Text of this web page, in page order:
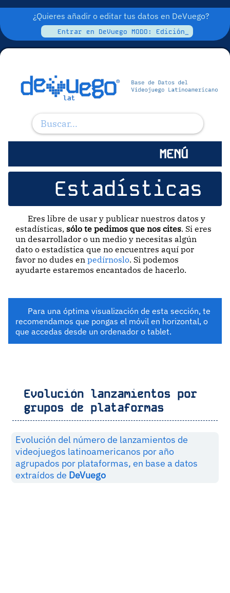
¿Quieres añadir o editar tus datos en DeVuego?
Entrar en DeVuego MODO: Edición_
MENÚ
Estadísticas
Eres libre de usar y publicar nuestros datos y
estadísticas, sólo te pedimos que nos cites. Si eres
un desarrollador o un medio y necesitas algún
dato o estadística que no encuentres aquí por
favor no dudes enpedírnoslo. Si podemos
ayudarte estaremos encantados de hacerlo.
Para una óptima visualización de esta sección, te
recomendamos que pongas el móvil en horizontal, o
que accedas desde un ordenador o tablet.
Evolución lanzamientos por
grupos de plataformas
Evolución del número de lanzamientos de
videojuegos latinoamericanos por año
agrupados por plataformas, en base a datos
extraídos de DeVuego